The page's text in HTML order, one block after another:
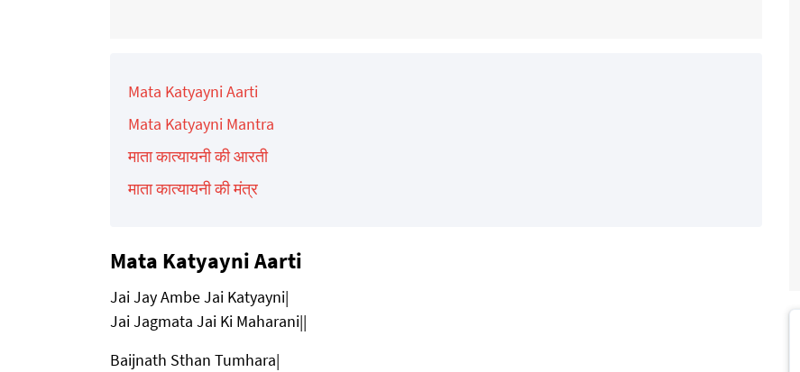
Mata Katyayni Aarti
Mata Katyayni Mantra
माता कात्यायनी की आरती
माता कात्यायनी की मंत्र
Mata Katyayni Aarti
Jai Jay Ambe Jai Katyayni|
Jai Jagmata Jai Ki Maharani||
Baijnath Sthan Tumhara|